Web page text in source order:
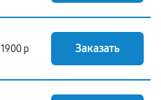
1900 р Заказать